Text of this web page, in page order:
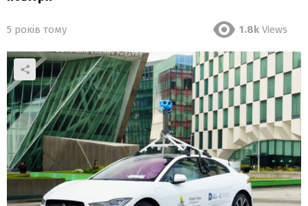
5 років тому 1.8k Views